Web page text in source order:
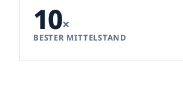
10×
BESTER MITTELSTAND